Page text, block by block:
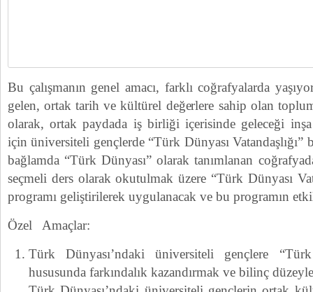
Bu çalışmanın genel amacı, farklı coğrafyalarda
gelen, ortak tarih ve kültürel değerlere sahip olan
olarak, ortak paydada iş birliği içerisinde geleceği
için üniversiteli gençlerde “Türk Dünyası
bağlamda “Türk Dünyası” olarak tanımlanan
seçmeli ders olarak okutulmak üzere “Türk Dünyası
programı geliştirilerek uygulanacak ve bu programın
Özel Amaçlar:
Türk Dünyası’ndaki üniversiteli gençlere “Türk
hususunda farkındalık kazandırmak ve bilinç